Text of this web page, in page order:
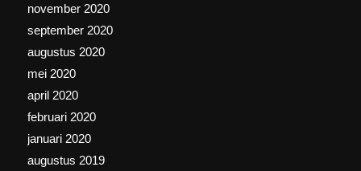
november 2020
september 2020
augustus 2020
mei 2020
april 2020
februari 2020
januari 2020
augustus 2019